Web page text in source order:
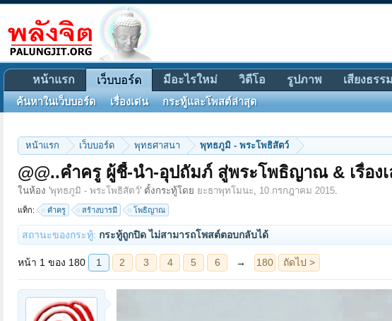
หน้าแรก เว็บบอร์ด พุทธศาสนา พุทธภูมิ - พระโพธิสัตว์
@@..คำครู ผู้ชี้-นำ-อุปถัมภ์ สู่พระโพธิญาณ & เรื่อง
ในห้อง 'พุทธภูมิ - พระโพธิสัตว์' ตั้งกระทู้โดย ยะธาพุทโมนะ, 10 กรกฎาคม 2015.
แท็ก: คำครู สร้างบารมี โพธิญาณ
สถานะของกระทู้: กระทู้ถูกปิด ไม่สามารถโพสต์ตอบกลับได้
หน้า 1 ของ 180 1 3 4 5 6 → 180 ถัดไป >
หน้าแรก เว็บบอร์ด
ค้นหาในเว็บบอร์ด เรื่องเด่น กระทู้และโพสต์ล่าสุด
มีอะไรใหม่ วิดีโอ รูปภาพ เสียงธรรม